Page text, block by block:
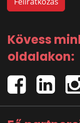
Kövess
oldalakon: